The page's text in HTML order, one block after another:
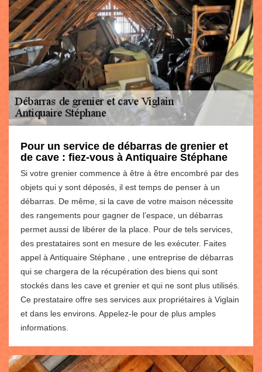
Pour un service de débarras de grenier et
de cave : fiez-vous à Antiquaire Stéphane
Si votre grenier commence à être à être encombré par des
objets qui y sont déposés, il est temps de penser à un
débarras. De même, si la cave de votre maison nécessite
des rangements pour gagner de l’espace, un débarras
permet aussi de libérer de la place. Pour de tels services,
des prestataires sont en mesure de les exécuter. Faites
appel à Antiquaire Stéphane , une entreprise de débarras
qui se chargera de la récupération des biens qui sont
stockés dans les cave et grenier et qui ne sont plus utilisés.
Ce prestataire offre ses services aux propriétaires à Viglain
et dans les environs. Appelez-le pour de plus amples
informations.